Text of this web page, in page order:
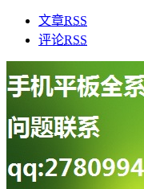
文章RSS
评论RSS